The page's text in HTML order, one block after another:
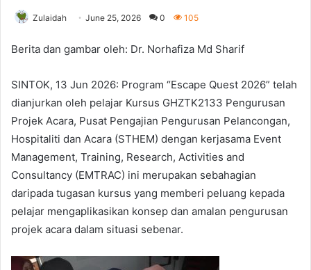
Zulaidah June 25, 2026 0 105
Berita dan gambar oleh: Dr. Norhafiza Md Sharif
SINTOK, 13 Jun 2026: Program “Escape Quest 2026” telah
dianjurkan oleh pelajar Kursus GHZTK2133 Pengurusan
Projek Acara, Pusat Pengajian Pengurusan Pelancongan,
Hospitaliti dan Acara (STHEM) dengan kerjasama Event
Management, Training, Research, Activities and
Consultancy (EMTRAC) ini merupakan sebahagian
daripada tugasan kursus yang memberi peluang kepada
pelajar mengaplikasikan konsep dan amalan pengurusan
projek acara dalam situasi sebenar.